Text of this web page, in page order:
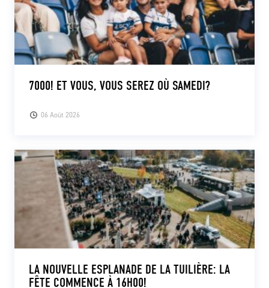
06 Août 2026
7000! ET VOUS, VOUS SEREZ OÙ SAMEDI?
LA NOUVELLE ESPLANADE DE LA TUILIÈRE: LA
FÊTE COMMENCE À 16H00!